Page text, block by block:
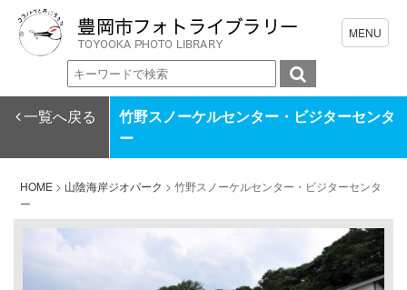
一覧へ戻る
竹野スノーケルセンター・ビジターセンタ
ー
HOME > 山陰海岸ジオパーク > 竹野スノーケルセンター・ビジターセンタ
ー